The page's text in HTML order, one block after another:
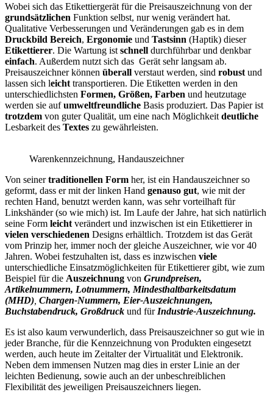
Wobei sich das Etikettiergerät für die Preisauszeichnung von der
grundsätzlichen Funktion selbst, nur wenig verändert hat.
Qualitative Verbesserungen und Veränderungen gab es in dem
Druckbild Bereich, Ergonomie und Tastsinn (Haptik) dieser
Etikettierer. Die Wartung ist schnell durchführbar und denkbar
einfach. Außerdem nutzt sich das Gerät sehr langsam ab.
Preisauszeichner können überall verstaut werden, sind robust und
lassen sich leicht transportieren. Die Etiketten werden in den
unterschiedlichsten Formen, Größen, Farben und heutzutage
werden sie aufumweltfreundliche Basis produziert. Das Papier ist
trotzdem von guter Qualität, um eine nach Möglichkeit deutliche
Lesbarkeit des Textes zu gewährleisten.
Warenkennzeichnung, Handauszeichner
Von seinertraditionellen Form her, ist ein Handauszeichner so
geformt, dass er mit der linken Hand genauso gut, wie mit der
rechten Hand, benutzt werden kann, was sehr vorteilhaft für
Linkshänder (so wie mich) ist. Im Laufe der Jahre, hat sich natürlich
seine Form leicht verändert und inzwischen ist ein Etikettierer in
vielen verschiedenen Designs erhältlich. Trotzdem ist das Gerät
vom Prinzip her, immer noch der gleiche Auszeichner, wie vor 40
Jahren. Wobei festzuhalten ist, dass es inzwischen viele
unterschiedliche Einsatzmöglichkeiten für Etikettierer gibt, wie zum
Beispiel für die Auszeichnung von Grundpreisen,
Artikelnummern, Lotnummern, Mindesthaltbarkeitsdatum
(MHD) Chargen-Nummern, Eier-Auszeichnungen,
Buchstabendruck, Großdruck und fürIndustrie-Auszeichnung.
Es ist also kaum verwunderlich, dass Preisauszeichner so gut wie in
jeder Branche, für die Kennzeichnung von Produkten eingesetzt
werden, auch heute im Zeitalter der Virtualität und Elektronik.
Neben dem immensen Nutzen mag dies in erster Linie an der
leichten Bedienung, sowie auch an der unbeschreiblichen
Flexibilität des jeweiligen Preisauszeichners liegen.